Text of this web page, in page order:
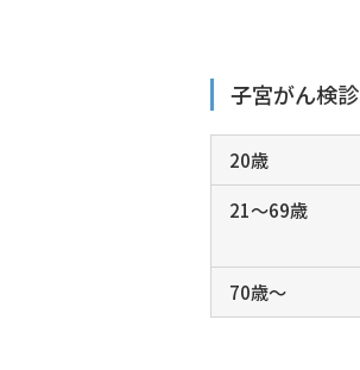
子宮がん検診
20歳
21～69歳
70歳～